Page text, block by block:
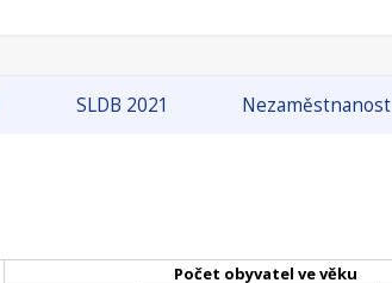
SLDB 2021 Nezaměstnanost
Počet obyvatel ve věku